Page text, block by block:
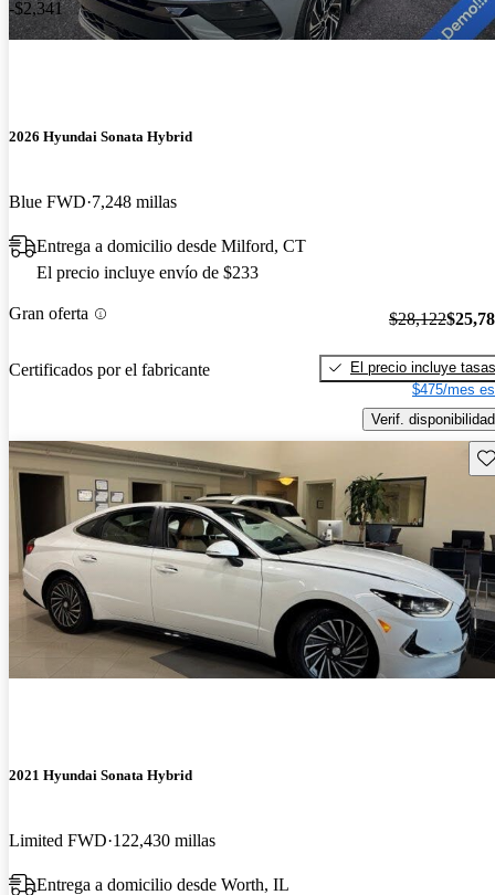
-$2,341
2026 Hyundai Sonata Hybrid
Blue FWD 7,248 millas
Entrega a domicilio desde Milford, CT
El precio incluye envío de $233
Gran oferta
Certificados por el fabricante
$28,122
El precio incluye tasas
$475/mes
Verif. disponibilidad
2021 Hyundai Sonata Hybrid
Limited FWD 122,430 millas
Entrega a domicilio desde Worth, IL